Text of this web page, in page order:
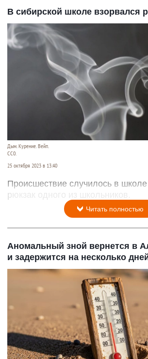
В сибирской школе взорвался
Дым. Курение. Вейп.
СС0.
25 октября 2023 в 13:40
Происшествие случилось в
рюкзак одного из школьников.
Читать полностью
Аномальный зной вернется в
и задержится на несколько